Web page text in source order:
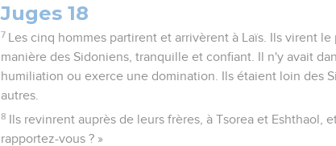
Juges 18
7
Les cinq hommes partirent et arrivèrent à Laïs. Ils virent
manière des Sidoniens, tranquille et confiant. Il n'y avait
humiliation ou exerce une domination. Ils étaient loin des
autres.
8
Ils revinrent auprès de leurs frères, à Tsorea et
rapportez-vous ? »